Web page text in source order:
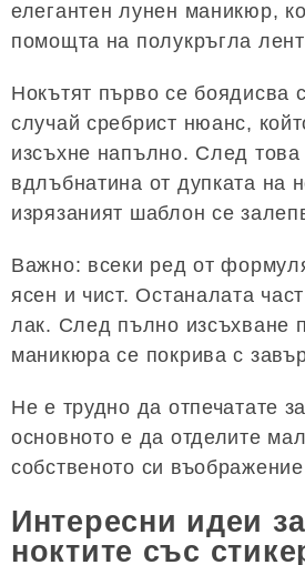
елегантен лунен маникюр,
помощта на полукръгла
Нокътят първо се боядисва
случай сребрист нюанс,
изсъхне напълно. След това
вдлъбнатина от дупката на
изрязаният шаблон се
Важно: всеки ред от
ясен и чист. Останалата
лак. След пълно изсъхване
маникюра се покрива с
Не е трудно да отпечатате
основното е да отделите
собственото си
Интересни идеи
ноктите със